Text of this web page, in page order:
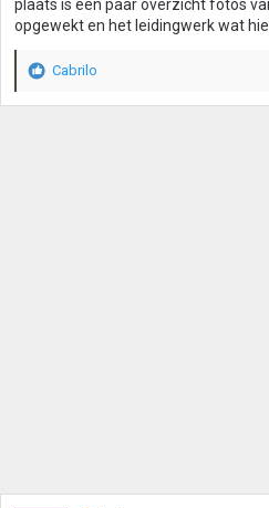
plaats is een paar overzicht fotos
opgewekt en het leidingwerk wat
W
Cabrilo